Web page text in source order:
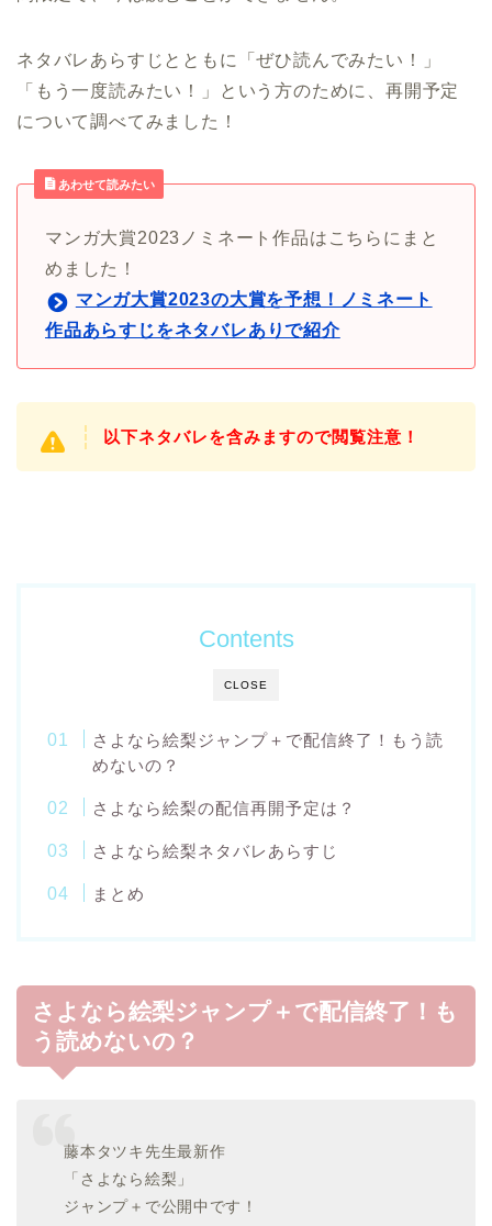
ネタバレあらすじとともに「ぜひ読んでみたい！」
「もう一度読みたい！」という方のために、再開予定
について調べてみました！
あわせて読みたい
マンガ大賞2023ノミネート作品はこちらにまと
めました！
マンガ大賞2023の大賞を予想！ノミネート
作品あらすじをネタバレありで紹介
以下ネタバレを含みますので閲覧注意！
CLOSE
Contents
さよなら絵梨ジャンプ＋で配信終了！もう読
めないの？
さよなら絵梨の配信再開予定は？
さよなら絵梨ネタバレあらすじ
まとめ
さよなら絵梨ジャンプ＋で配信終了！も
う読めないの？
藤本タツキ先生最新作
「さよなら絵梨」
ジャンプ＋で公開中です！